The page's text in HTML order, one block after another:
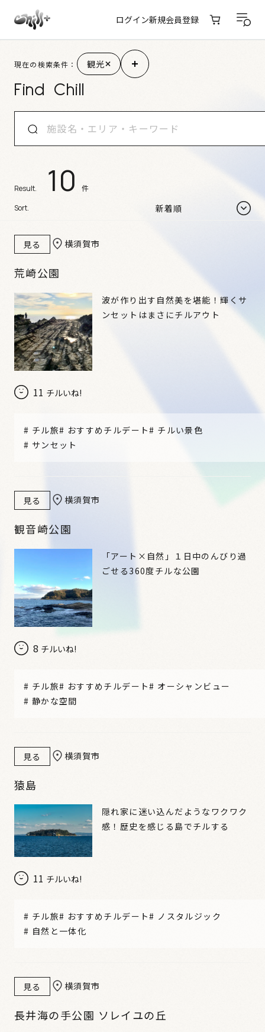
ログイン新規会員登録
Result. 10 件
Sort.
見る 横須賀市
荒崎公園
11 チルいね!
波が作り出す自然美を堪能！輝くサ
ンセットはまさにチルアウト
# チル旅# おすすめチルデート# チルい景色
# サンセット
見る 横須賀市
観音崎公園
8 チルいね!
「アート×自然」１日中のんびり過
ごせる360度チルな公園
# チル旅# おすすめチルデート# オーシャンビュー
# 静かな空間
見る 横須賀市
猿島
11 チルいね!
隠れ家に迷い込んだようなワクワク
感！歴史を感じる島でチルする
# チル旅# おすすめチルデート# ノスタルジック
# 自然と一体化
見る 横須賀市
長井海の手公園 ソレイユの丘
Find Chill
現在の検索条件： 観光